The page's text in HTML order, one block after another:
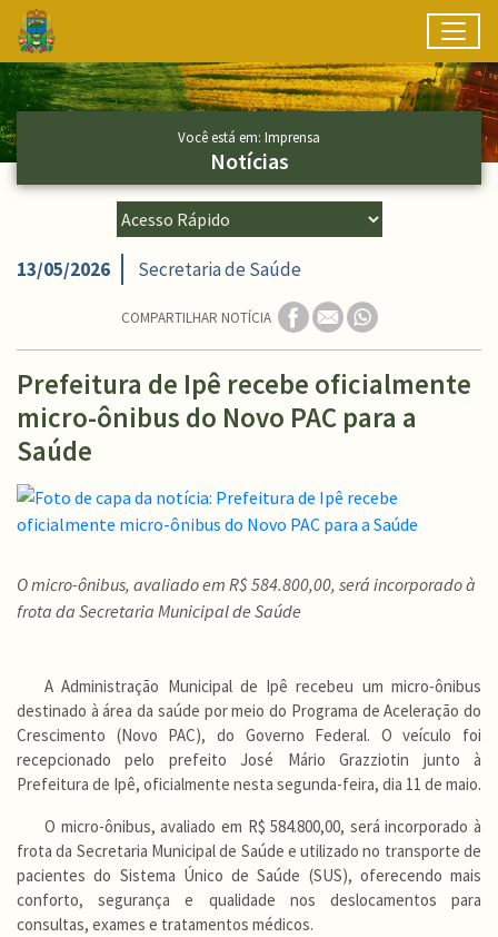
Ir para conteúdo principal
Conteúdo Principal
Você está em: Imprensa
Notícias
13/05/2026 Secretaria de Saúde
COMPARTILHAR NOTÍCIA
Prefeitura de Ipê recebe oficialmente
micro-ônibus do Novo PAC para a
Saúde
O micro-ônibus, avaliado em R$ 584.800,00, será incorporado à
frota da Secretaria Municipal de Saúde
A Administração Municipal de Ipê recebeu um micro-ônibus
destinado à área da saúde por meio do Programa de Aceleração do
Crescimento (Novo PAC), do Governo Federal. O veículo foi
recepcionado pelo prefeito José Mário Grazziotin junto à
Prefeitura de Ipê, oficialmente nesta segunda-feira, dia 11 de maio.
O micro-ônibus, avaliado em R$ 584.800,00, será incorporado à
frota da Secretaria Municipal de Saúde e utilizado no transporte de
pacientes do Sistema Único de Saúde (SUS), oferecendo mais
conforto, segurança e qualidade nos deslocamentos para
consultas, exames e tratamentos médicos.